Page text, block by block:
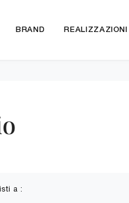
BRAND REALIZZAZIONI
a :